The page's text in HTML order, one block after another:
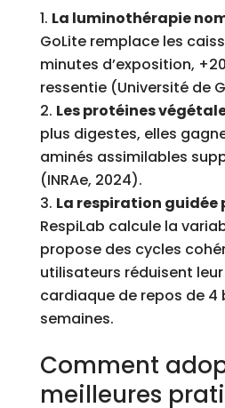
La luminothérapie
GoLite remplace les
minutes d’exposition,
ressentie (Université de
Les protéines
plus digestes, elles
aminés assimilables
(INRAe, 2024).
La respiration guidée
RespiLab calcule la
propose des cycles
utilisateurs réduisent
cardiaque de repos de 4
semaines.
Comment
meilleures